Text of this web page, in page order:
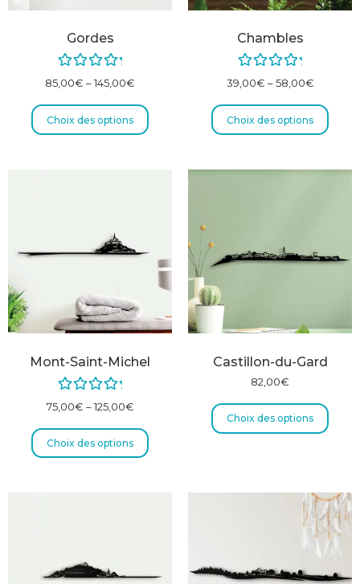
Gordes
Note 5.00
85,00€ –145,00€
Choix des options
Chambles
Note
5.00
39,00€ –58,00€
Choix des options
Mont-Saint-Michel
Note 5.00
75,00€ –125,00€
Choix des options
Castillon-du-Gard
82,00€
Choix des options